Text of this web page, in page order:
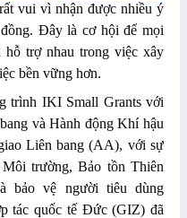
vui vì nhận được nhiều ý
Đây là cơ hội để mọi
trợ nhau trong việc xây
bền vững hơn.
trình IKI Small Grants với
và Hành động Khí hậu
Liên bang (AA), với sự
trường, Bảo tồn Thiên
bảo vệ người tiêu dùng
tác quốc tế Đức (GIZ) đã